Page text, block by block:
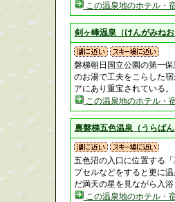
この温泉地のホテル・
剣ヶ峰温泉（けんがみねお
磐梯朝日国立公園の第一
のお湯で工夫をこらした
アにあり重宝されている。
この温泉地のホテル・
裏磐梯五色温泉（うらばん
五色沼の入口に位置する
プセルなどをすると更に
だ満天の星を見ながら入浴
この温泉地のホテル・